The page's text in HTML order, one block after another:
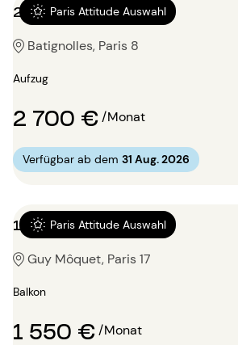
Paris Attitude Auswahl
2 Zimmer 66m²
Batignolles, Paris 8
Aufzug
2 700 €/Monat
Verfügbar ab dem 31 Aug. 2026
Paris Attitude Auswahl
1 Zimmer 29m²
Guy Môquet, Paris 17
Balkon
1 550 €/Monat